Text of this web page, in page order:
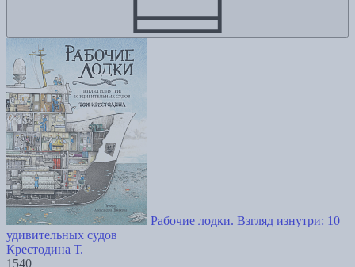
Рабочие лодки. Взгляд изнутри: 10
удивительных судов
Крестодина Т.
1540